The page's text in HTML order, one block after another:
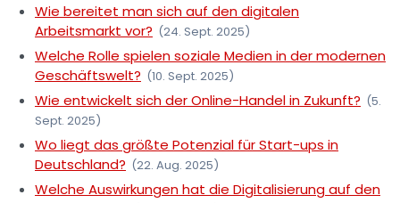
Wie bereitet man sich auf den digitalen
Arbeitsmarkt vor? (24. Sept. 2025)
Welche Rolle spielen soziale Medien in der modernen
Geschäftswelt? (10. Sept. 2025)
Wie entwickelt sich der Online-Handel in Zukunft? (5.
Sept. 2025)
Wo liegt das größte Potenzial für Start-ups in
Deutschland? (22. Aug. 2025)
Welche Auswirkungen hat die Digitalisierung auf den